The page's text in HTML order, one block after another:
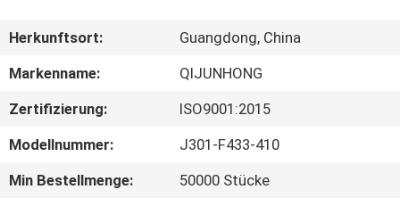
SHOW
UNS
WERKSBESICHTIGUNG
Herkunftsort:
Guangdong, China
Markenname:
QIJUNHONG
Zertifizierung:
ISO9001:2015
Modellnummer:
J301-F433-410
Min Bestellmenge:
50000 Stücke